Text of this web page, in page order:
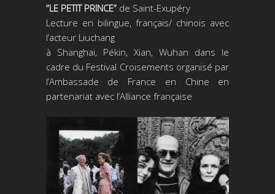
“LE PETIT PRINCE” de Saint-Exupéry
Lecture en bilingue, français/ chinois avec
l’acteur Liuchang
à Shanghai, Pékin, Xian, Wuhan dans le
cadre du Festival Croisements organisé par
l’Ambassade de France en Chine en
partenariat avec l’Alliance française